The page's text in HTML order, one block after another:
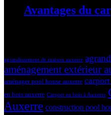
Avantages du
agrandissement de maison auxerre
aménagement extérieur
aménager pool house auxerre
en bois auxerre Carport en bois à Auxerre
Auxerre construction pool